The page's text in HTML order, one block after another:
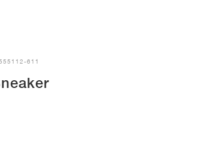
611